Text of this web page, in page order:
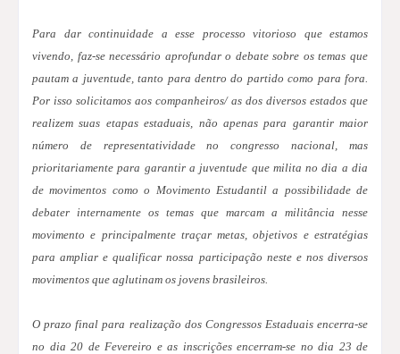
Para dar continuidade a esse processo vitorioso que estamos
vivendo, faz-se necessário aprofundar o debate sobre os temas que
pautam a juventude, tanto para dentro do partido como para fora.
Por isso solicitamos aos companheiros/ as dos diversos estados que
realizem suas etapas estaduais, não apenas para garantir maior
número de representatividade no congresso nacional, mas
prioritariamente para garantir a juventude que milita no dia a dia
de movimentos como o Movimento Estudantil a possibilidade de
debater internamente os temas que marcam a militância nesse
movimento e principalmente traçar metas, objetivos e estratégias
para ampliar e qualificar nossa participação neste e nos diversos
movimentos que aglutinam os jovens brasileiros.
O prazo final para realização dos Congressos Estaduais encerra-se
no dia 20 de Fevereiro e as inscrições encerram-se no dia 23 de